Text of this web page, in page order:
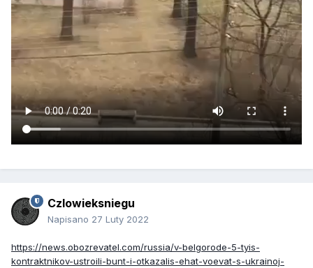
Czlowieksniegu
Napisano 27 Luty 2022
https://news.obozrevatel.com/russia/v-belgorode-5-tyis-
kontraktnikov-ustroili-bunt-i-otkazalis-ehat-voevat-s-ukrainoj-